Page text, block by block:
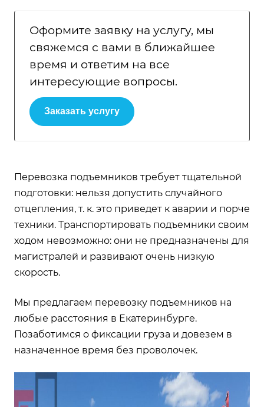
Оформите заявку на услугу, мы
свяжемся с вами в ближайшее
время и ответим на все
интересующие вопросы.
Заказать услугу
Перевозка подъемников требует тщательной
подготовки: нельзя допустить случайного
отцепления, т. к. это приведет к аварии и порче
техники. Транспортировать подъемники своим
ходом невозможно: они не предназначены для
магистралей и развивают очень низкую
скорость.
Мы предлагаем перевозку подъемников на
любые расстояния в Екатеринбурге.
Позаботимся о фиксации груза и довезем в
назначенное время без проволочек.